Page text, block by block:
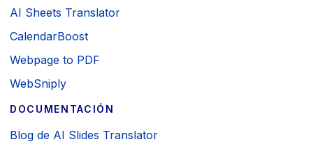
AI Sheets Translator
CalendarBoost
Webpage to PDF
WebSniply
DOCUMENTACIÓN
Blog de AI Slides Translator